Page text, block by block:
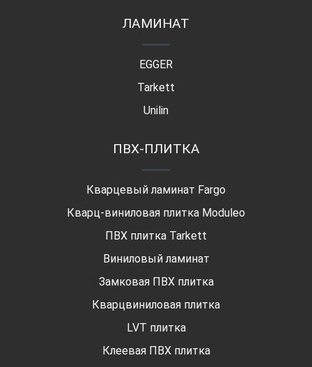
ЛАМИНАТ
EGGER
Tarkett
Unilin
ПВХ-ПЛИТКА
Кварцевый ламинат Fargo
Кварц-виниловая плитка Moduleo
ПВХ плитка Tarkett
Виниловый ламинат
Замковая ПВХ плитка
Кварцвиниловая плитка
LVT плитка
Клеевая ПВХ плитка